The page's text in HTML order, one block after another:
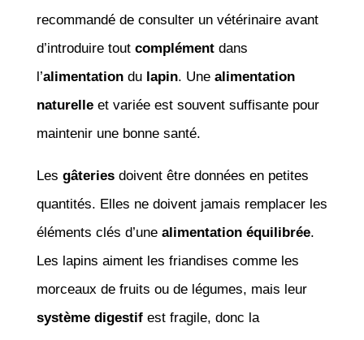
recommandé de consulter un vétérinaire avant
d’introduire tout complémentdans
l’alimentationdu lapin. Une alimentation
naturelleet variée est souvent suffisante pour
maintenir une bonne santé.
Les gâteriesdoivent être données en petites
quantités. Elles ne doivent jamais remplacer les
éléments clés d’une alimentation équilibrée.
Les lapins aiment les friandises comme les
morceaux de fruits ou de légumes, mais leur
système digestifest fragile, donc la